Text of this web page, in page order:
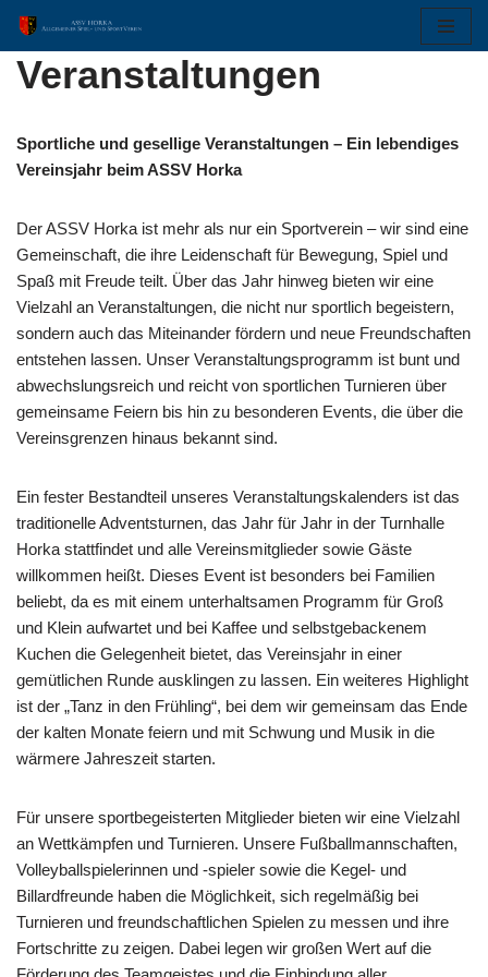
Zum
Inhalt
Veranstaltungen
Sportliche und gesellige Veranstaltungen – Ein lebendiges
Vereinsjahr beim ASSV Horka
Der ASSV Horka ist mehr als nur ein Sportverein – wir sind eine
Gemeinschaft, die ihre Leidenschaft für Bewegung, Spiel und
Spaß mit Freude teilt. Über das Jahr hinweg bieten wir eine
Vielzahl an Veranstaltungen, die nicht nur sportlich begeistern,
sondern auch das Miteinander fördern und neue Freundschaften
entstehen lassen. Unser Veranstaltungsprogramm ist bunt und
abwechslungsreich und reicht von sportlichen Turnieren über
gemeinsame Feiern bis hin zu besonderen Events, die über die
Vereinsgrenzen hinaus bekannt sind.
Ein fester Bestandteil unseres Veranstaltungskalenders ist das
traditionelle Adventsturnen, das Jahr für Jahr in der Turnhalle
Horka stattfindet und alle Vereinsmitglieder sowie Gäste
willkommen heißt. Dieses Event ist besonders bei Familien
beliebt, da es mit einem unterhaltsamen Programm für Groß
und Klein aufwartet und bei Kaffee und selbstgebackenem
Kuchen die Gelegenheit bietet, das Vereinsjahr in einer
gemütlichen Runde ausklingen zu lassen. Ein weiteres Highlight
ist der „Tanz in den Frühling“, bei dem wir gemeinsam das Ende
der kalten Monate feiern und mit Schwung und Musik in die
wärmere Jahreszeit starten.
Für unsere sportbegeisterten Mitglieder bieten wir eine Vielzahl
an Wettkämpfen und Turnieren. Unsere Fußballmannschaften,
Volleyballspielerinnen und -spieler sowie die Kegel- und
Billardfreunde haben die Möglichkeit, sich regelmäßig bei
Turnieren und freundschaftlichen Spielen zu messen und ihre
Fortschritte zu zeigen. Dabei legen wir großen Wert auf die